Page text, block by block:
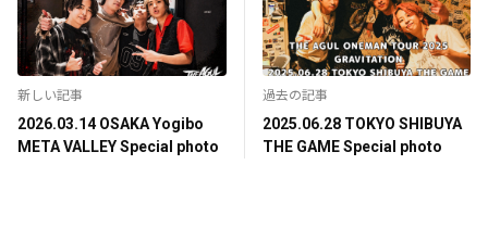
新しい記事
2026.03.14 OSAKA Yogibo
META VALLEY Special photo
過去の記事
2025.06.28 TOKYO SHIBUYA
THE GAME Special photo